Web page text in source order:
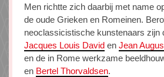
Men richtte zich daarbij met name
de oude Grieken en Romeinen.
neoclassicistische kunstenaars zijn
Jacques Louis David en Jean
en de in Rome werkzame
en Bertel Thorvaldsen.